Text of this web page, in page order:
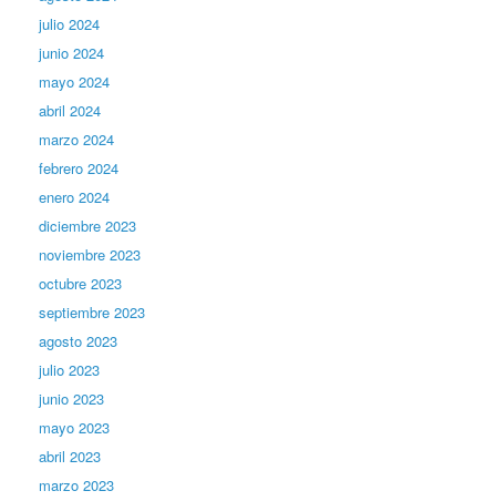
julio 2024
junio 2024
mayo 2024
abril 2024
marzo 2024
febrero 2024
enero 2024
diciembre 2023
noviembre 2023
octubre 2023
septiembre 2023
agosto 2023
julio 2023
junio 2023
mayo 2023
abril 2023
marzo 2023